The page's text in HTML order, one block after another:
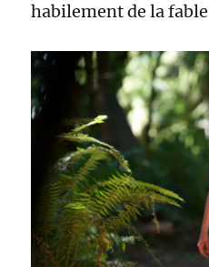
habilement de la